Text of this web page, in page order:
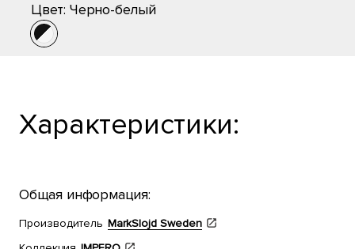
Цвет: Черно-белый
Характеристики:
Общая информация:
Производитель MarkSlojd Sweden